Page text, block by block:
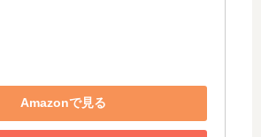
Amazonで見る